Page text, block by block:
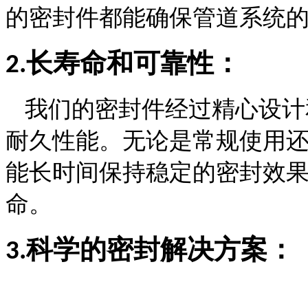
的密封件都能确保管道系统
2.长寿命和可靠性：
我们的密封件经过精心设
耐久性能。无论是常规使用
能长时间保持稳定的密封效
命。
3.科学的密封解决方案：